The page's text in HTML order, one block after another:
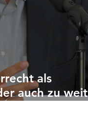
als
auch zu weit